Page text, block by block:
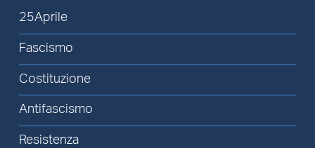
25Aprile
Fascismo
Costituzione
Antifascismo
Resistenza